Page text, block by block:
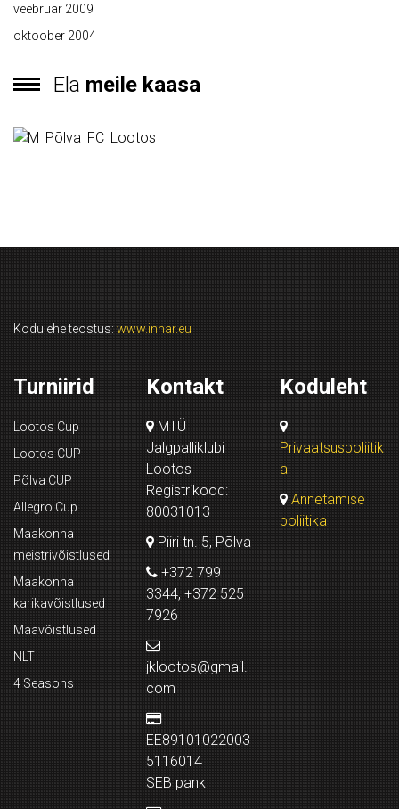
veebruar 2009
oktoober 2004
Ela meile kaasa
Kodulehe teostus: www.innar.eu
Turniirid
Lootos Cup
Lootos CUP
Põlva CUP
Allegro Cup
Maakonna
meistrivõistlused
Maakonna
karikavõistlused
Maavõistlused
NLT
4 Seasons
Kontakt
MTÜ
Jalgpalliklubi
Lootos
Registrikood:
80031013
Piiri tn. 5, Põlva
+372 799
3344, +372 525
7926
jklootos@gmail.
com
EE89101022003
5116014
SEB pank
Koduleht
Privaatsuspoliitik
a
Annetamise
poliitika